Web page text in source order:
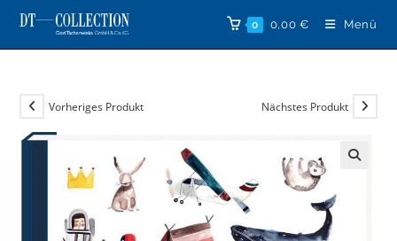
Zum
Inhalt
springen
0 0,00 € Menü
Vorheriges Produkt Nächstes Produkt